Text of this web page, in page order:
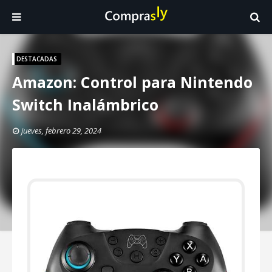
DESTACADAS
Amazon: Control para Nintendo
Switch Inalámbrico
jueves, febrero 29, 2024